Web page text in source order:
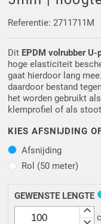
Driehoek/Wig profielen
Silicone U Profielen
Luikenpakking
Oploopprofielen
Hoekprofielen
O-ringen
Schoonmaakmiddel
Referentie: 2711711M
Dit EPDM volrubber U-
hoge elasticiteit
gaat hierdoor lang
daardoor bestand
het worden gebruikt
klemprofiel of als
KIES AFSNIJDING
AfsnijdingAfsnijding
Rol (50 meter)
GEWENSTE LENGTE
keyboard_arrow_up